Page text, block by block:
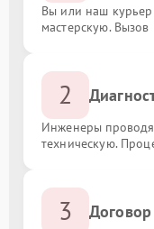
Вы или наш курьер
мастерскую. Вызов
2
Инженеры
техническую.
3 Договор